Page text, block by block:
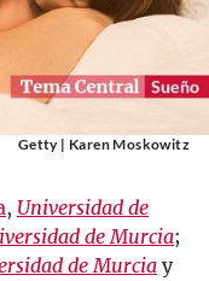
Getty | Karen Moskowitz
, Universidad de
de Murcia;
de Murcia y